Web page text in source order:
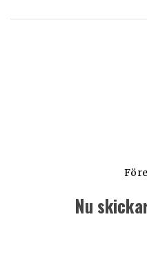
Föregående
Nu